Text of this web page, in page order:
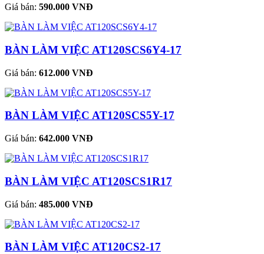
Giá bán: 590.000 VNĐ
BÀN LÀM VIỆC AT120SCS6Y4-17
Giá bán: 612.000 VNĐ
BÀN LÀM VIỆC AT120SCS5Y-17
Giá bán: 642.000 VNĐ
BÀN LÀM VIỆC AT120SCS1R17
Giá bán: 485.000 VNĐ
BÀN LÀM VIỆC AT120CS2-17